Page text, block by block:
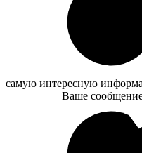
самую интересную
Ваше